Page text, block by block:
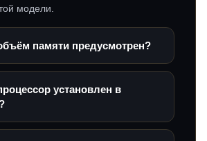
модели.
памяти предусмотрен?
установлен в